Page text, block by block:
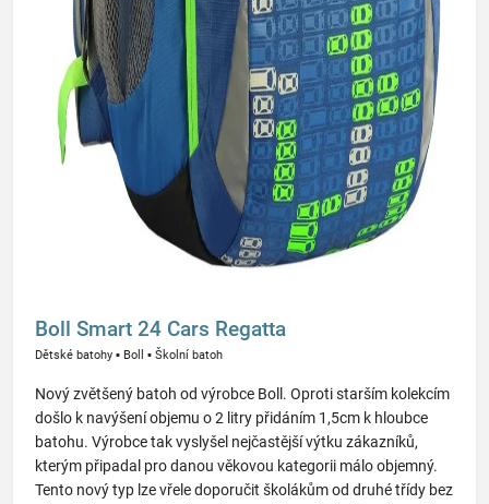
Boll Smart 24 Cars Regatta
Dětské batohy ▪ Boll ▪ Školní batoh
Nový zvětšený batoh od výrobce Boll. Oproti starším kolekcím
došlo k navýšení objemu o 2 litry přidáním 1,5cm k hloubce
batohu. Výrobce tak vyslyšel nejčastější výtku zákazníků,
kterým připadal pro danou věkovou kategorii málo objemný.
Tento nový typ lze vřele doporučit školákům od druhé třídy bez